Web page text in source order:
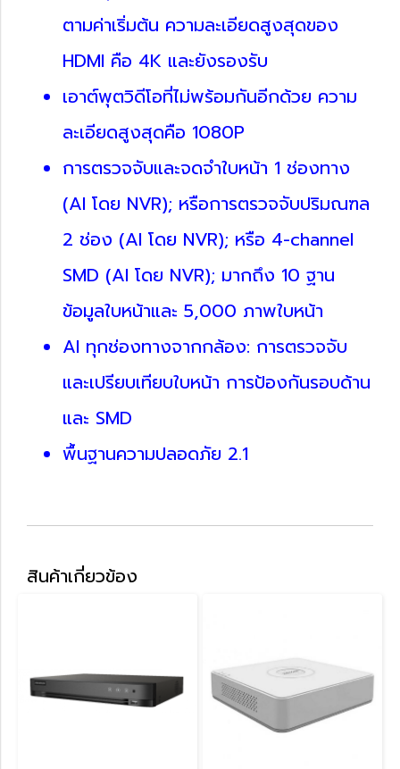
ตามค่าเริ่มต้น ความละเอียดสูงสุดของ
HDMI คือ 4K และยังรองรับ
เอาต์พุตวิดีโอที่ไม่พร้อมกันอีกด้วย ความ
ละเอียดสูงสุดคือ 1080P
การตรวจจับและจดจำใบหน้า 1 ช่องทาง
(AI โดย NVR); หรือการตรวจจับปริมณฑล
2 ช่อง (AI โดย NVR); หรือ 4-channel
SMD (AI โดย NVR); มากถึง 10 ฐาน
ข้อมูลใบหน้าและ 5,000 ภาพใบหน้า
AI ทุกช่องทางจากกล้อง: การตรวจจับ
และเปรียบเทียบใบหน้า การป้องกันรอบด้าน
และ SMD
พื้นฐานความปลอดภัย 2.1
สินค้าเกี่ยวข้อง